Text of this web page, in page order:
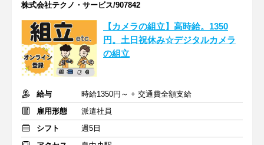
株式会社テクノ・サービス/907842
【カメラの組立】高時給。1350
円。土日祝休み☆デジタルカメラ
の組立
給与
時給1350円～ + 交通費全額支給
雇用形態
派遣社員
シフト
週5日